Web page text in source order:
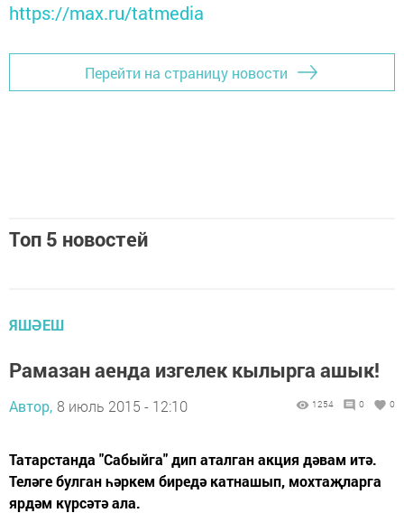
https://max.ru/tatmedia
Перейти на страницу новости
Топ 5 новостей
ЯШӘЕШ
Рамазан аенда изгелек кылырга ашык!
Автор, 8 июль 2015 - 12:10 1254 0 0
Татарстанда "Сабыйга" дип аталган акция дәвам итә.
Теләге булган һәркем биредә катнашып, мохтаҗларга
ярдәм күрсәтә ала.